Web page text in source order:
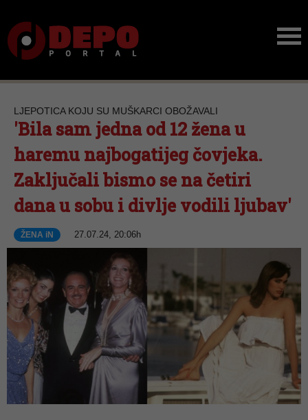
LJEPOTICA KOJU SU MUŠKARCI OBOŽAVALI
'Bila sam jedna od 12 žena u
haremu najbogatijeg čovjeka.
Zaključali bismo se na četiri
dana u sobu i divlje vodili ljubav'
ŽENA iN 27.07.24, 20:06h